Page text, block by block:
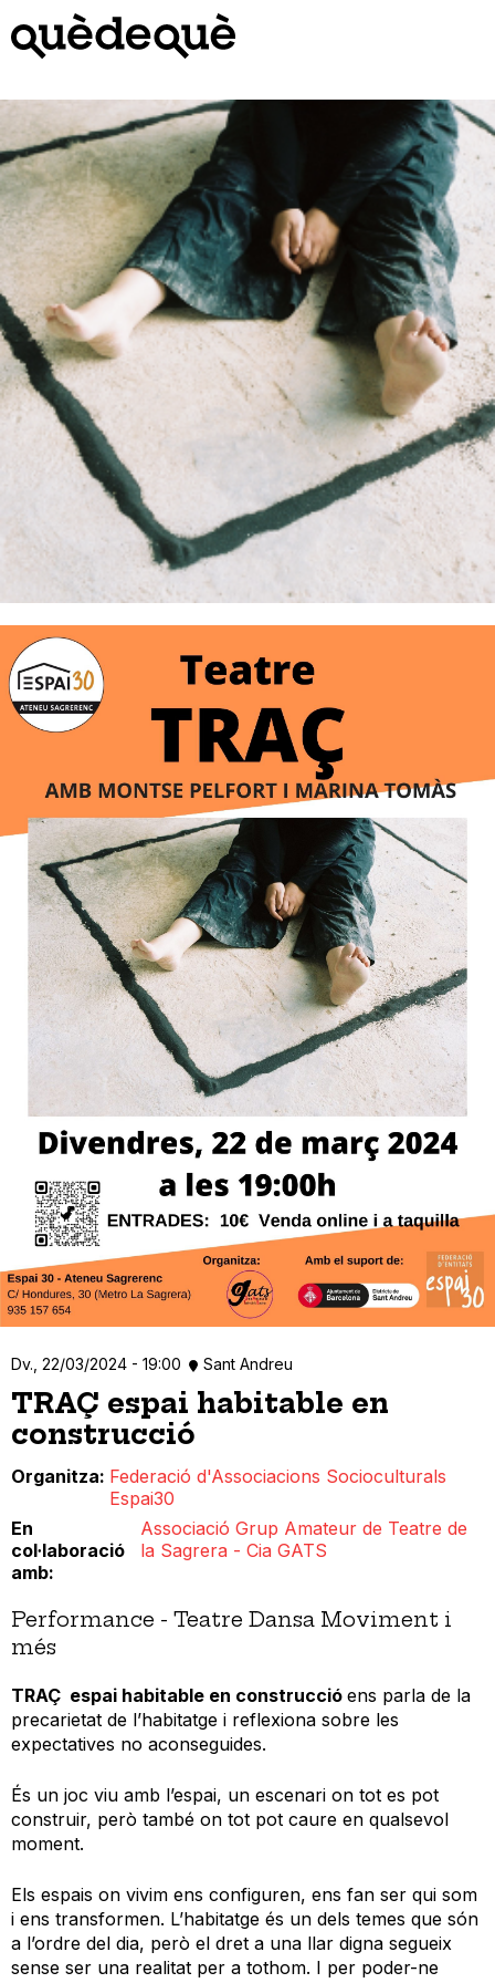
contingut
Dv., 22/03/2024 - 19:00 Sant Andreu
TRAÇ espai habitable en
construcció
Organitza Federació d'Associacions Socioculturals
Espai30
En
col·laboració
amb
Associació Grup Amateur de Teatre de
la Sagrera - Cia GATS
Performance - Teatre Dansa Moviment i
més
TRAÇ espai habitable en construcció ens parla de la
precarietat de l’habitatge i reflexiona sobre les
expectatives no aconseguides.
És un joc viu amb l’espai, un escenari on tot es pot
construir, però també on tot pot caure en qualsevol
moment.
Els espais on vivim ens configuren, ens fan ser qui som
i ens transformen. L’habitatge és un dels temes que són
a l’ordre del dia, però el dret a una llar digna segueix
sense ser una realitat per a tothom. I per poder-ne